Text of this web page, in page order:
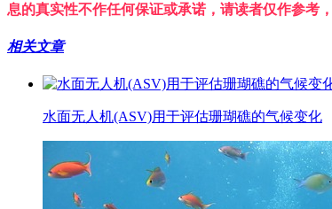
息的真实性不作任何保证或承诺，请读者仅作参考
相关文章
水面无人机(ASV)用于评估珊瑚礁的气候变化